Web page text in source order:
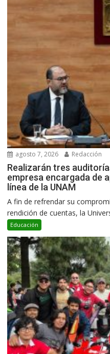
agosto 7, 2026 Redacción
Realizarán tres
empresa encargada de
línea de la UNAM
A fin de refrendar su
rendición de cuentas, la
Educación